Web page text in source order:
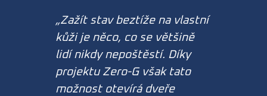
„Zažít stav beztíže na vlastní
kůži je něco, co se většině
lidí nikdy nepoštěstí. Díky
projektu Zero-G však tato
možnost otevírá dveře